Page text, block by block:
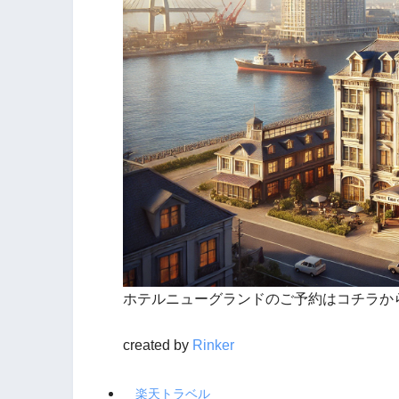
ホテルニューグランドのご予約はコチラか
created by Rinker
楽天トラベル